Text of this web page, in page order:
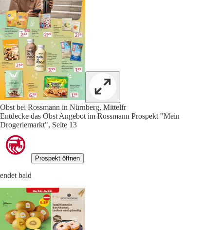
Obst bei Rossmann in Nürnberg, Mittelfr
Entdecke das Obst Angebot im Rossmann Prospekt "Mein
Drogeriemarkt", Seite 13
Prospekt öffnen
endet bald